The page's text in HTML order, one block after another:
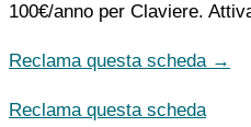
100€/anno per Claviere.
Reclama questa scheda →
Reclama questa scheda